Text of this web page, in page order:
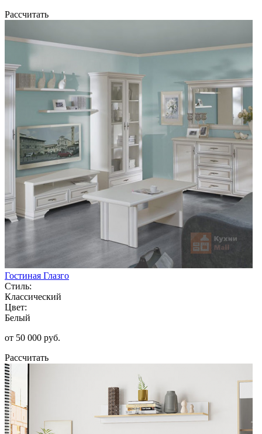
Рассчитать
Гостиная Глазго
Стиль:
Классический
Цвет:
Белый
от 50 000 руб.
Рассчитать